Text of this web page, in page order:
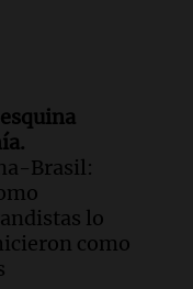
Milán y su
para
Pablo II
XIV y una
Brasil:
lo
como